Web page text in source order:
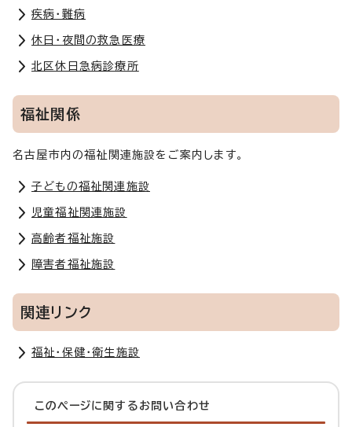
疾病・難病
休日・夜間の救急医療
北区休日急病診療所
福祉関係
名古屋市内の福祉関連施設をご案内します。
子どもの福祉関連施設
児童福祉関連施設
高齢者福祉施設
障害者福祉施設
関連リンク
福祉・保健・衛生施設
このページに関する お問い合わせ